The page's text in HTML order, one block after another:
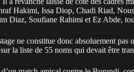
Hakimi, Issa Diop, Chadi Riad,
Diaz, Soufiane Rahimi et Ez Abde,
ne constitue donc absoluement pas
la liste de 55 noms qui devait être